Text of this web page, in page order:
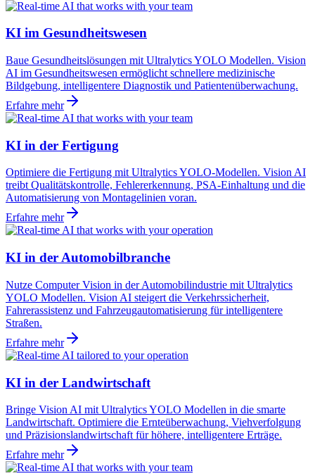
KI im Gesundheitswesen
Baue Gesundheitslösungen mit Ultralytics YOLO Modellen. Vision
AI im Gesundheitswesen ermöglicht schnellere medizinische
Bildgebung, intelligentere Diagnostik und Patientenüberwachung.
Erfahre mehr
KI in der Fertigung
Optimiere die Fertigung mit Ultralytics YOLO-Modellen. Vision AI
treibt Qualitätskontrolle, Fehlererkennung, PSA-Einhaltung und die
Automatisierung von Montagelinien voran.
Erfahre mehr
KI in der Automobilbranche
Nutze Computer Vision in der Automobilindustrie mit Ultralytics
YOLO Modellen. Vision AI steigert die Verkehrssicherheit,
Fahrerassistenz und Fahrzeugautomatisierung für intelligentere
Straßen.
Erfahre mehr
KI in der Landwirtschaft
Bringe Vision AI mit Ultralytics YOLO Modellen in die smarte
Landwirtschaft. Optimiere die Ernteüberwachung, Viehverfolgung
und Präzisionslandwirtschaft für höhere, intelligentere Erträge.
Erfahre mehr